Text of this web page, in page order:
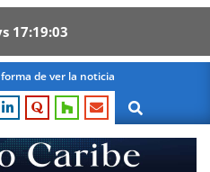
17 19 02
de ver la noticia
Search